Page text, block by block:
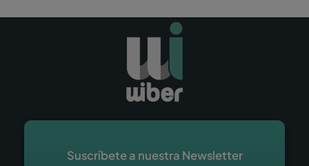
Suscríbete a nuestra Newsletter